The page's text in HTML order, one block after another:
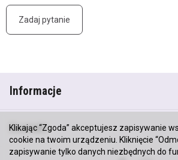
Zadaj pytanie
Informacje
Kontakt
Klikając “Zgoda” akceptujesz zapisywanie
cookie na twoim urządzeniu. Kliknięcie
zapisywanie tylko danych niezbędnych do